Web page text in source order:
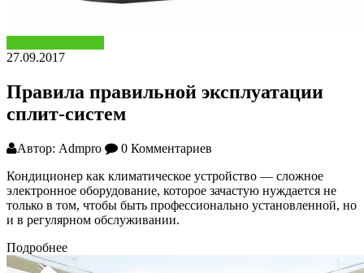
27.09.2017
Правила правильной эксплуатации
сплит-систем
Автор: Admpro
0 Комментариев
Кондиционер как климатическое устройство — сложное
электронное оборудование, которое зачастую нуждается не
только в том, чтобы быть профессионально установленной, но
и в регулярном обслуживании.
Подробнее